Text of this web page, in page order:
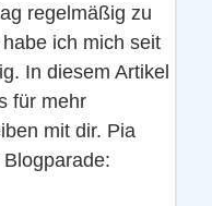
regelmäßig zu
ich mich seit
In diesem Artikel
für mehr
mit dir. Pia